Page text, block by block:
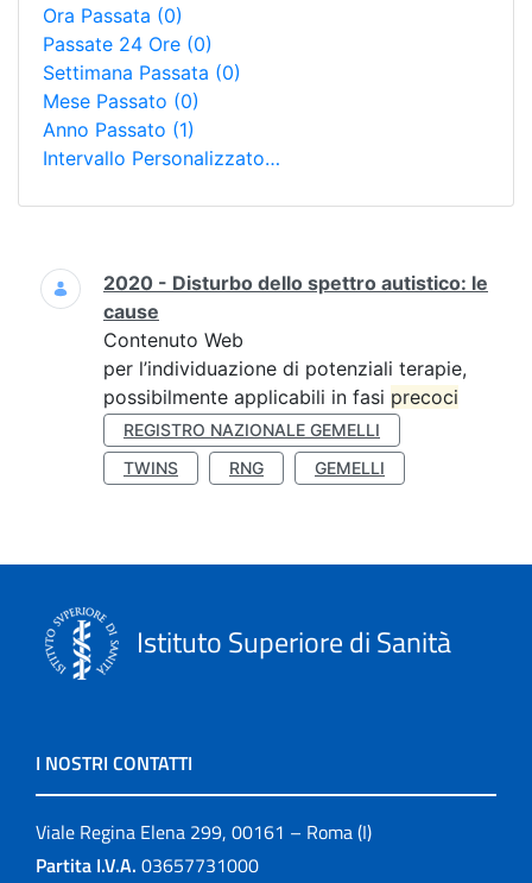
Ora Passata (0)
Passate 24 Ore (0)
Settimana Passata (0)
Mese Passato (0)
Anno Passato (1)
Intervallo Personalizzato…
Ricerca
2020 - Disturbo dello spettro autistico: le
cause
Contenuto Web
per l’individuazione di potenziali terapie,
possibilmente applicabili in fasi precoci
REGISTRO NAZIONALE GEMELLI
TWINS
RNG GEMELLI
Istituto Superiore di Sanità
I NOSTRI CONTATTI
Viale Regina Elena 299, 00161 – Roma (I)
Partita I.V.A. 03657731000